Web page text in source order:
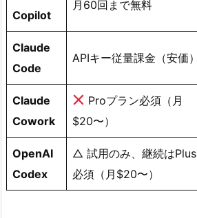
と
特
ス
テ
ー
ジ
別
お
Copilot
月60回まで無料
Claude
Code
APIキー従量課金（安価）
Claude
Cowork
Proプラン必須（月
$20〜）
OpenAI
Codex
△ 試用のみ、継続はPlus
必須（月$20〜）